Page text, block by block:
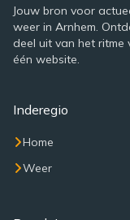
Jouw bron voor
weer in Arnhem.
deel uit van het ritme
één website.
Inderegio
Home
Weer